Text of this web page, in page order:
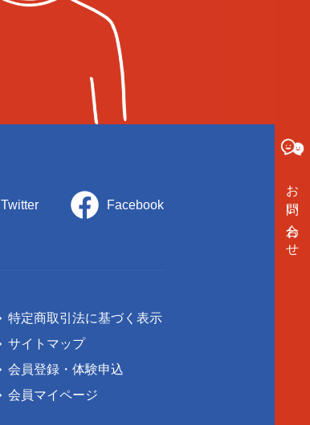
お問い合わせ
Twitter Facebook
特定商取引法に基づく表示
サイトマップ
会員登録・体験申込
会員マイページ